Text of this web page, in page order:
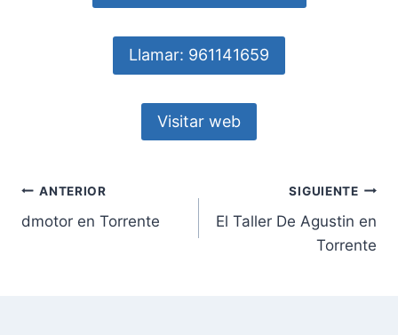
Llamar: 961141659
Visitar web
Navegación
de
ANTERIOR
dmotor en Torrente
SIGUIENTE
El Taller De Agustin en
Torrente